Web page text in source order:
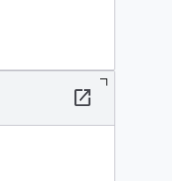
open_in_new